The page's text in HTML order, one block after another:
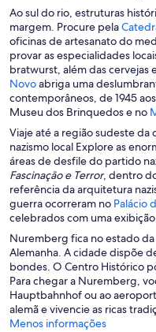
e
e
m
u
m
a
n
o
v
a
j
a
n
e
l
a
Ao sul do rio, estruturas
margem. Procure pela
oficinas de artesanato do
provar as especialidades
bratwurst, além das cervejas
NovoA
b
r
e
m
u
m
a
n
o
v
a
j
a
n
e
l
abriga uma
contemporâneos, de 1945
Museu dos Brinquedos e no
Viaje até a região sudeste da
nazismo local Explore as
áreas de desfile do partido
Fascinação e Terror, dentro
referência da arquitetura
guerra ocorreram no Palácio
celebrados com uma
Nuremberg fica no estado
Alemanha. A cidade dispõe
bondes. O Centro Histórico
Para chegar a Nuremberg,
Hauptbahnhof ou ao
alemã e vivencie as ricas
Menos informações